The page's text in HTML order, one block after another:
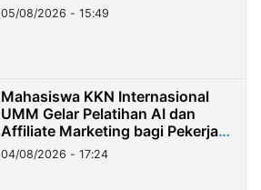
05/08/2026 - 15:49
Mahasiswa KKN Internasional
UMM Gelar Pelatihan AI dan
Affiliate Marketing bagi Pekerja
Migran Indonesia di Taiwan
04/08/2026 - 17:24